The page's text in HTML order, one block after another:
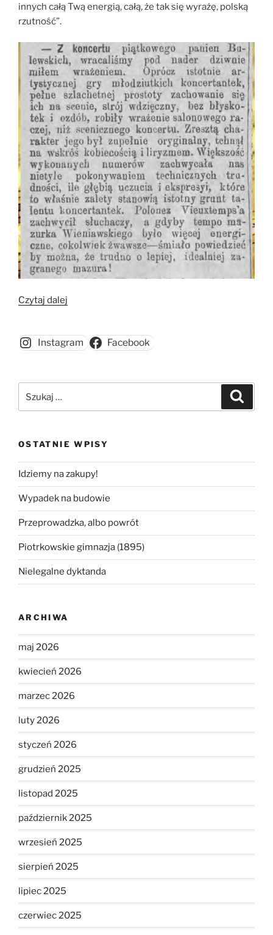
innych całą Twą energią, całą, że tak się wyrażę, polską
rzutność”.
Czytaj dalej
koncertantki”
Instagram Facebook
OSTATNIE WPISY
Idziemy na zakupy!
Wypadek na budowie
Przeprowadzka, albo powrót
Piotrkowskie gimnazja (1895)
Nielegalne dyktanda
ARCHIWA
maj 2026
kwiecień 2026
marzec 2026
luty 2026
styczeń 2026
grudzień 2025
listopad 2025
październik 2025
wrzesień 2025
sierpień 2025
lipiec 2025
czerwiec 2025